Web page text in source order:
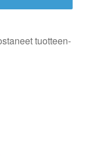
tuotteen-